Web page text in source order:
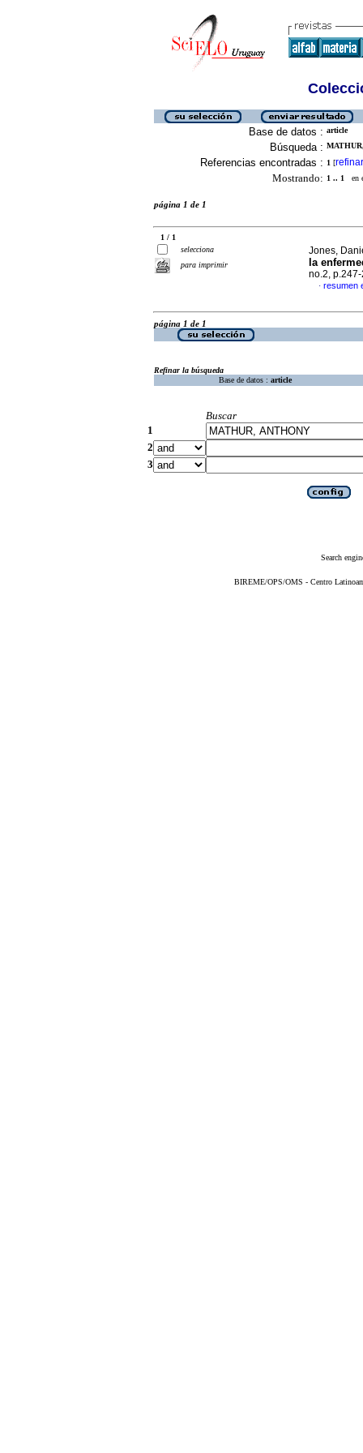
Base de datos : article
Búsqueda :
Referencias encontradas : 1 [refinar
Mostrando: 1 .. 1 en
página 1 de 1
1 / 1
selecciona
para imprimir
Jones,
la
no.2,
· resumen
página 1 de 1
Refinar la búsqueda
Base de datos : article
Buscar
1
2
3
Search
BIREME/OPS/OMS - Centro